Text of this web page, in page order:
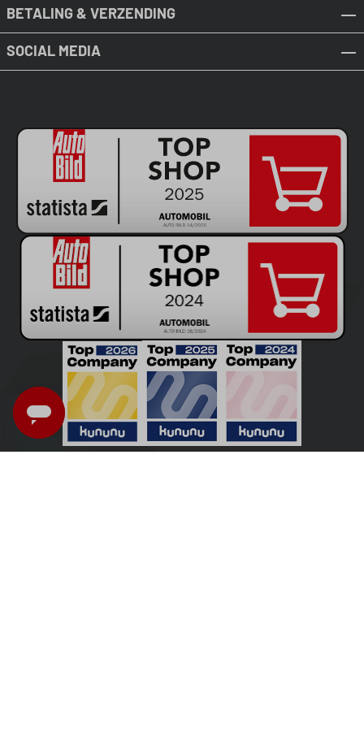
BETALING & VERZENDING
SOCIAL MEDIA